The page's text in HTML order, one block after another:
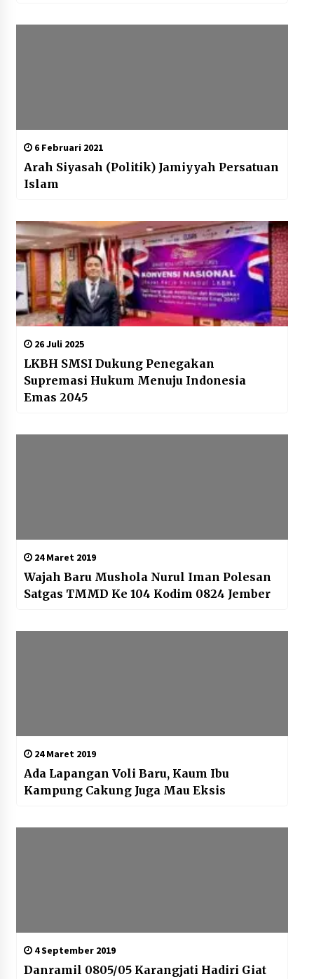
6 Februari 2021
Arah Siyasah (Politik) Jamiyyah Persatuan
Islam
26 Juli 2025
LKBH SMSI Dukung Penegakan
Supremasi Hukum Menuju Indonesia
Emas 2045
24 Maret 2019
Wajah Baru Mushola Nurul Iman Polesan
Satgas TMMD Ke 104 Kodim 0824 Jember
24 Maret 2019
Ada Lapangan Voli Baru, Kaum Ibu
Kampung Cakung Juga Mau Eksis
4 September 2019
Danramil 0805/05 Karangjati Hadiri Giat